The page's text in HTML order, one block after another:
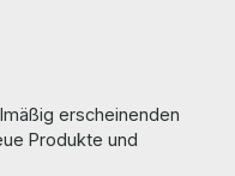
Gen9, ML310e Gen9,
Gen9, SL250s Gen9
/
for HP G8 G9 More
the pages of the
finden Sie auf den
100% OK!!!Alle Teile
Ordnung!!!
erscheinenden
Produkte und